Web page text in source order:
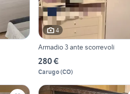
4
Armadio 3 ante scorrevoli
280 €
Carugo(CO)